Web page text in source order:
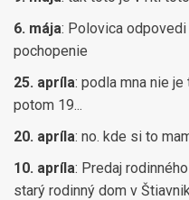
6. mája: Polovica odpovedi
pochopenie
25. apríla: podla mna nie je
potom 19...
20. apríla: no. kde si to
10. apríla: Predaj
starý rodinný dom v